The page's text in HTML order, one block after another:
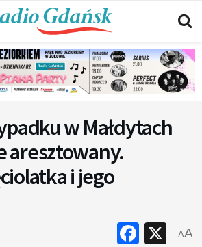
w Małdytach
aresztowany.
i jego
X
AA